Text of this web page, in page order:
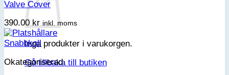
Inga produkter i varukorgen.
Gå tillbaka till butiken
Valve Cover
390.00kr inkl. moms
Snabbkoll
Okategoriserad